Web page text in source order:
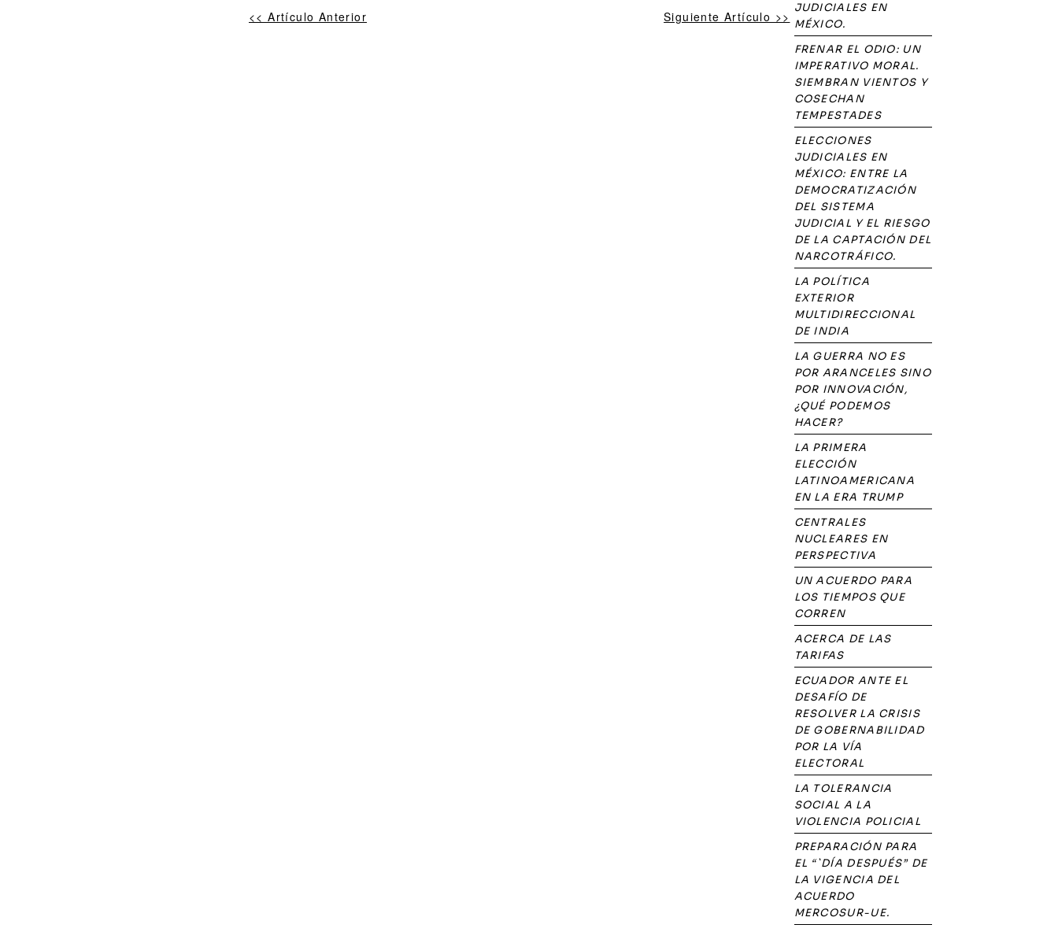
<< Artículo Anterior Siguiente Artículo >>
JUDICIALES EN
MÉXICO.
FRENAR EL ODIO: UN
IMPERATIVO MORAL.
SIEMBRAN VIENTOS Y
COSECHAN
TEMPESTADES
ELECCIONES
JUDICIALES EN
MÉXICO: ENTRE LA
DEMOCRATIZACIÓN
DEL SISTEMA
JUDICIAL Y EL RIESGO
DE LA CAPTACIÓN DEL
NARCOTRÁFICO.
LA POLÍTICA
EXTERIOR
MULTIDIRECCIONAL
DE INDIA
LA GUERRA NO ES
POR ARANCELES SINO
POR INNOVACIÓN,
¿QUÉ PODEMOS
HACER?
LA PRIMERA
ELECCIÓN
LATINOAMERICANA
EN LA ERA TRUMP
CENTRALES
NUCLEARES EN
PERSPECTIVA
UN ACUERDO PARA
LOS TIEMPOS QUE
CORREN
ACERCA DE LAS
TARIFAS
ECUADOR ANTE EL
DESAFÍO DE
RESOLVER LA CRISIS
DE GOBERNABILIDAD
POR LA VÍA
ELECTORAL
LA TOLERANCIA
SOCIAL A LA
VIOLENCIA POLICIAL
PREPARACIÓN PARA
EL “`DÍA DESPUÉS” DE
LA VIGENCIA DEL
ACUERDO
MERCOSUR-UE.